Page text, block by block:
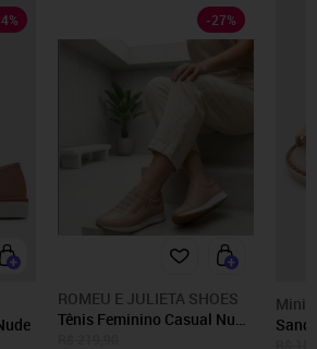
% -27%
ROMEU E JULIETA SHOES
Tênis Feminino Casual Nude
Mini